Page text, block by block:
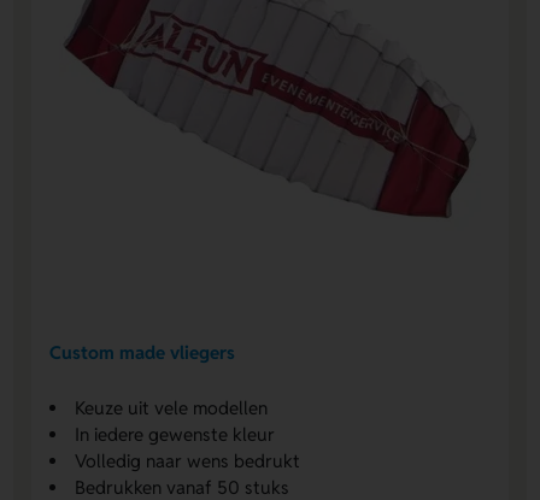
Custom made vliegers
Keuze uit vele modellen
In iedere gewenste kleur
Volledig naar wens bedrukt
Bedrukken vanaf 50 stuks